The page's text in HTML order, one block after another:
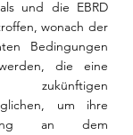
und die EBRD
wonach der
Bedingungen
die eine
zukünftigen
um ihre
an dem